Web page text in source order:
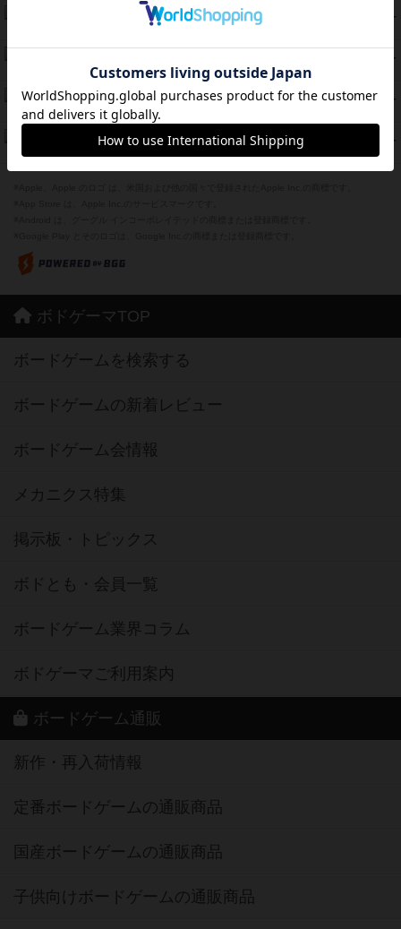
PT
モズビ－ズ・レイダ－ズ
1件の投稿
PT
紹介文あり 1件の投稿
75 PT
ブレーキング・アウェイ
紹介文あり 4件の投稿
PT
ザ・フラッド
ボドゲーマTOP
ボードゲームを検索する
ボードゲームの新着レビュー
ボードゲーム会情報
メカニクス特集
掲示板・トピックス
ボドとも・会員一覧
ボードゲーム業界コラム
ボドゲーマご利用案内
ボードゲーム通販
新作・再入荷情報
定番ボードゲームの通販商品
国産ボードゲームの通販商品
子供向けボードゲームの通販商品